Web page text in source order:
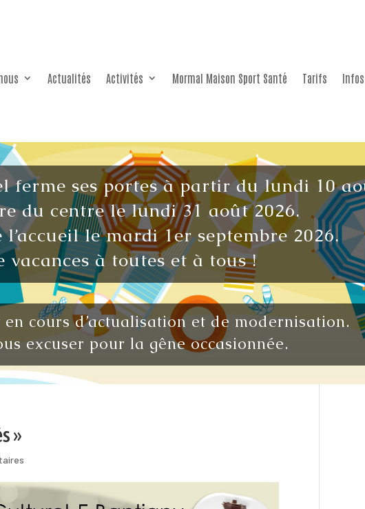
Actualités Activités Mormal Maison Sport Santé Tarifs
ferme ses portes à partir du lundi 10
du centre le lundi 31 août 2026.
l’accueil le mardi 1er septembre 2026.
vacances à toutes et à tous !
cours d’actualisation et de modernisation.
excuser pour la gêne occasionnée.
»